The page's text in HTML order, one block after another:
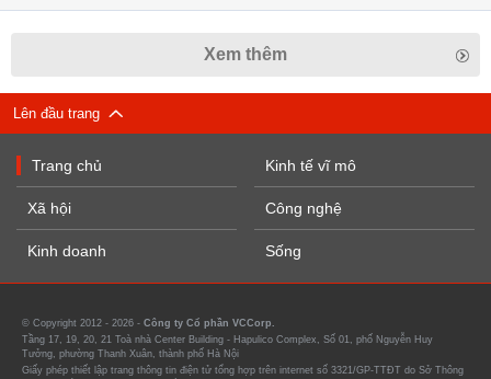
Xem thêm
Lên đầu trang
Trang chủ
Xã hội
Kinh doanh
Kinh tế vĩ mô
Công nghệ
Sống
© Copyright 2012 - 2026 - Công ty Cổ phần VCCorp.
Tầng 17, 19, 20, 21 Toà nhà Center Building - Hapulico Complex, Số 01, phố Nguyễn Huy
Tưởng, phường Thanh Xuân, thành phố Hà Nội
Giấy phép thiết lập trang thông tin điện tử tổng hợp trên internet số 3321/GP-TTĐT do Sở Thông